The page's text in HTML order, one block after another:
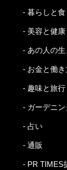
- 暮らしと食
- 美容と健康
- あの人の
- お金と働き
- 趣味と旅行
- ガーデニン
- 占い
- 通販
- PR TIMES